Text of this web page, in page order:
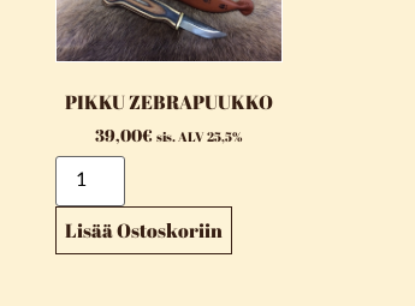
PIKKU ZEBRAPUUKKO
39,00€ sis. ALV 25,5%
Lisää Ostoskoriin